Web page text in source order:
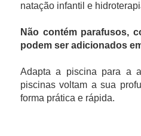
natação infantil e
Não contém parafusos,
podem ser adicionados
Adapta a piscina para a
piscinas voltam a sua
forma prática e rápida.